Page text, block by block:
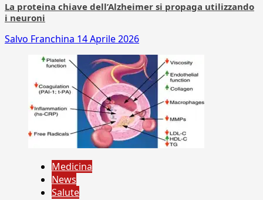
La proteina chiave dell’Alzheimer si propaga utilizzando
i neuroni
Salvo Franchina 14 Aprile 2026
Medicina
News
Salute